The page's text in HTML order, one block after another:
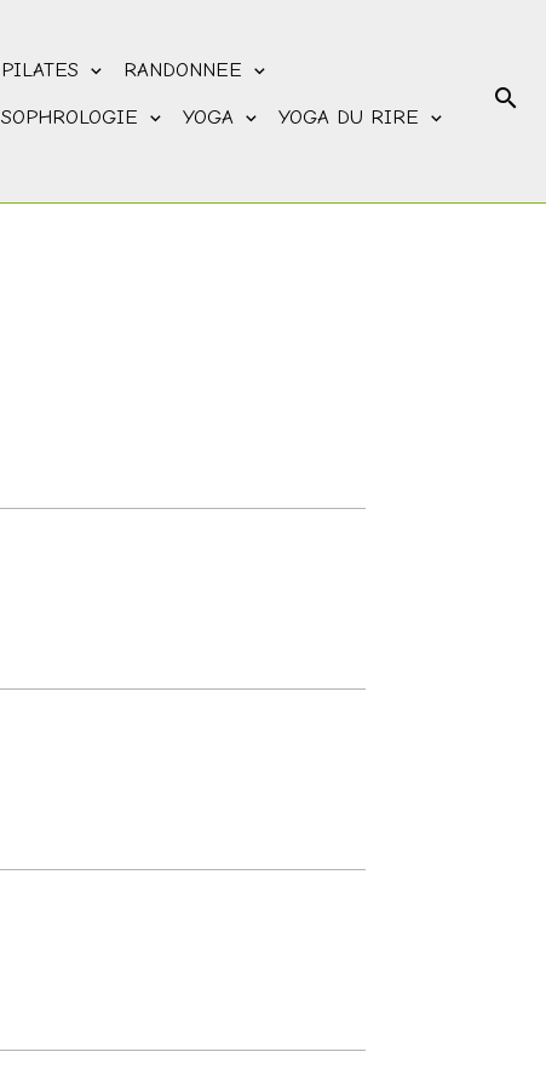
PILATES RANDONNEE
SOPHROLOGIE YOGA YOGA DU RIRE